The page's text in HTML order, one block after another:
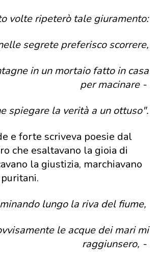
volte ripeterò tale giuramento:
segrete preferisco scorrere,
in un mortaio fatto in casa
per macinare -
spiegare la verità a un ottuso".
e forte scriveva poesie dal
che esaltavano la gioia di
la giustizia, marchiavano
lungo la riva del fiume,
le acque dei mari mi
raggiunsero, -